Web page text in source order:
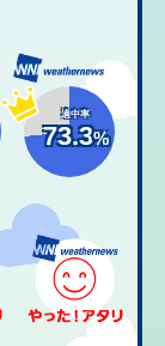
適中率
73.3%